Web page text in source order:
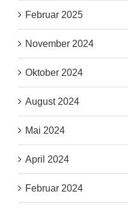
Februar 2025
November 2024
Oktober 2024
August 2024
Mai 2024
April 2024
Februar 2024